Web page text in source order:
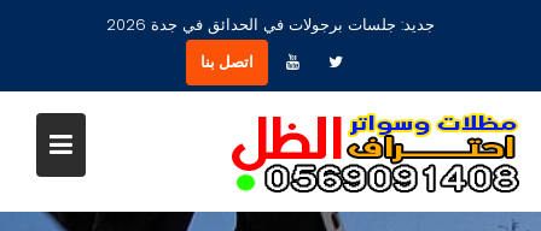
جديد: جلسات برجولات في الحدائق في جدة 2026
اتصل بنا